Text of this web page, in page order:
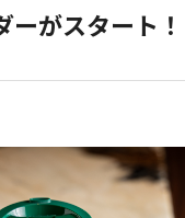
ーがスタート！